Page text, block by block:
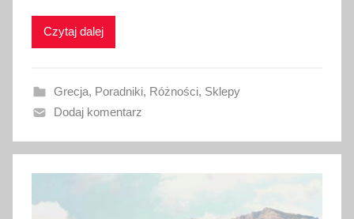
i
a
n
1
s
Czytaj dalej
Grecja, Poradniki, Różności, Sklepy
Dodaj komentarz